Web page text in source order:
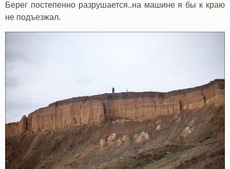
Берег постепенно разрушается..на машине я бы к краю
не подъезжал.